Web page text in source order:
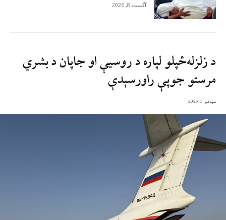
آگست 8, 2026
د زلزله‌ځپلو لپاره د روسيې او جاپان د بشري
مرستو جوپې راورسېدې
سپتامبر 5, 2025